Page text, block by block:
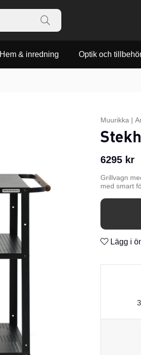
Hem & inredning Optik och
Muurikka |
6295 kr
Grillvagn
med smart
Lägg i